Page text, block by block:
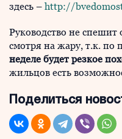
здесь – http://
Руководство не спешит
смотря на жару, т.к. по
неделе будет резкое
жильцов есть
Поделиться